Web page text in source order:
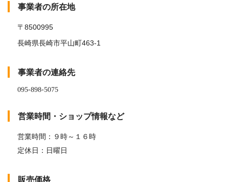
事業者の所在地
〒8500995
長崎県長崎市平山町463-1
事業者の連絡先
営業時間・ショップ情報など
営業時間：９時～１６時
定休日：日曜日
販売価格